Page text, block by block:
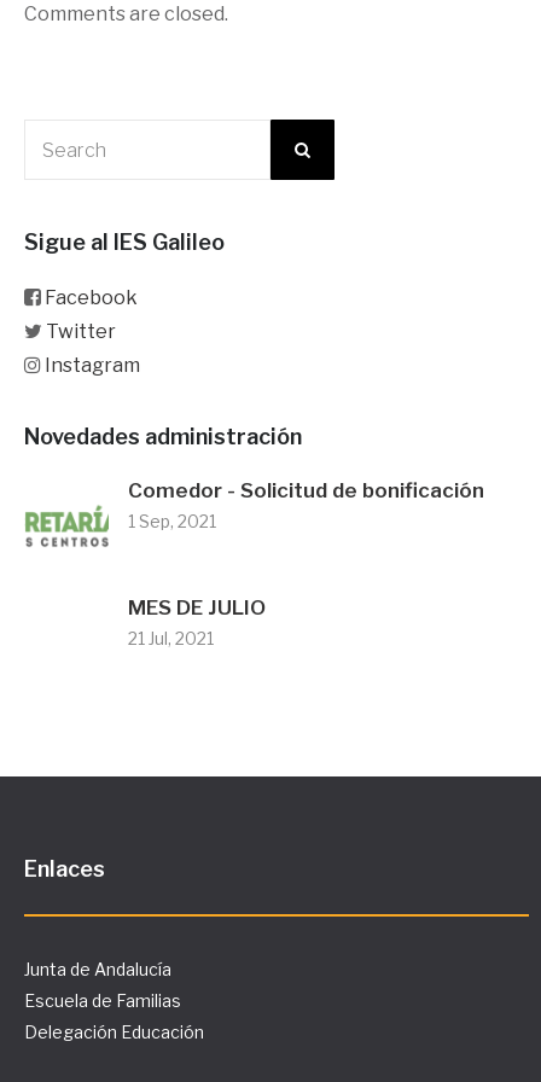
Comments are closed.
Sigue al IES Galileo
Facebook
Twitter
Instagram
Novedades administración
Comedor - Solicitud de bonificación
1 Sep, 2021
MES DE JULIO
21 Jul, 2021
Enlaces
Junta de Andalucía
Escuela de Familias
Delegación Educación